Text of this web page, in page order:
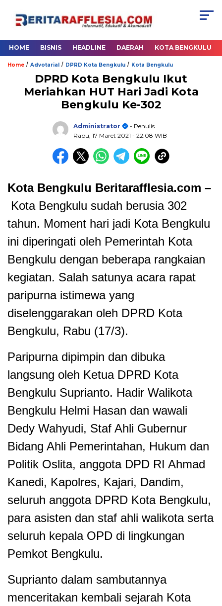
HOME BISNIS HEADLINE DAERAH KOTA BENGKULU
Home / Advotarial / DPRD Kota Bengkulu / Kota Bengkulu
DPRD Kota Bengkulu Ikut
Meriahkan HUT Hari Jadi Kota
Bengkulu Ke-302
Administrator
- Penulis
Rabu, 17 Maret 2021 - 22:08 WIB
Kota Bengkulu Beritarafflesia.com –
Kota Bengkulu sudah berusia 302
tahun. Moment hari jadi Kota Bengkulu
ini diperingati oleh Pemerintah Kota
Bengkulu dengan beberapa rangkaian
kegiatan. Salah satunya acara rapat
paripurna istimewa yang
diselenggarakan oleh DPRD Kota
Bengkulu, Rabu (17/3).
Paripurna dipimpin dan dibuka
langsung oleh Ketua DPRD Kota
Bengkulu Suprianto. Hadir Walikota
Bengkulu Helmi Hasan dan wawali
Dedy Wahyudi, Staf Ahli Gubernur
Bidang Ahli Pemerintahan, Hukum dan
Politik Oslita, anggota DPD RI Ahmad
Kanedi, Kapolres, Kajari, Dandim,
seluruh anggota DPRD Kota Bengkulu,
para asisten dan staf ahli walikota serta
seluruh kepala OPD di lingkungan
Pemkot Bengkulu.
Suprianto dalam sambutannya
menceritakan kembali sejarah Kota